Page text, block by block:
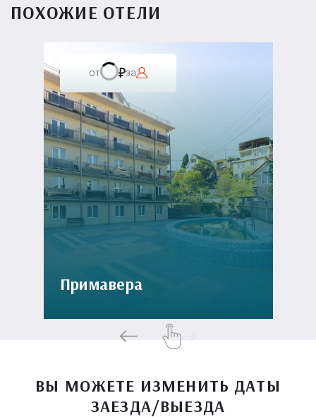
ПОХОЖИЕ ОТЕЛИ
от за
Примавера
ВЫ МОЖЕТЕ ИЗМЕНИТЬ ДАТЫ
ЗАЕЗДА/ВЫЕЗДА